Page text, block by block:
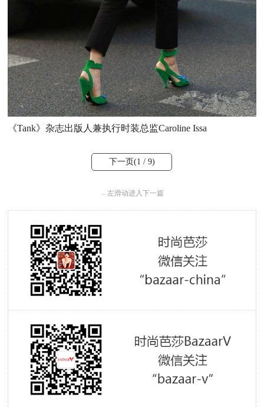
《Tank》杂志出版人兼执行时装总监Caroline Issa
下一页(1 / 9)
← 左滑动进入下一篇